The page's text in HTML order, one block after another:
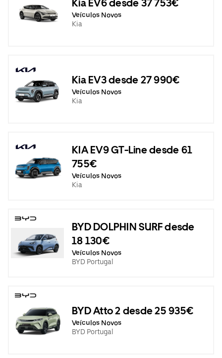
Kia EV6 desde 37 753€
Veículos Novos
Kia
Kia EV3 desde 27 990€
Veículos Novos
Kia
KIA EV9 GT-Line desde 61
755€
Veículos Novos
Kia
BYD DOLPHIN SURF desde
18 130€
Veículos Novos
BYD Portugal
BYD Atto 2 desde 25 935€
Veículos Novos
BYD Portugal